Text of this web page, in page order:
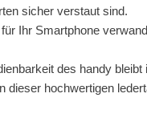
sicher verstaut sind.
Ihr Smartphone
des handy
dieser hochwertigen